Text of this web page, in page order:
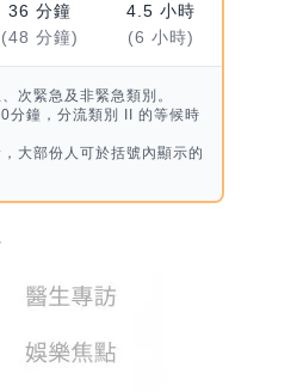
36 分鐘
(48 分鐘)
4.5 小時
(6 小時)
次緊急及非緊急類別。
分鐘，分流類別 II 的等候時
大部份人可於括號內顯示的